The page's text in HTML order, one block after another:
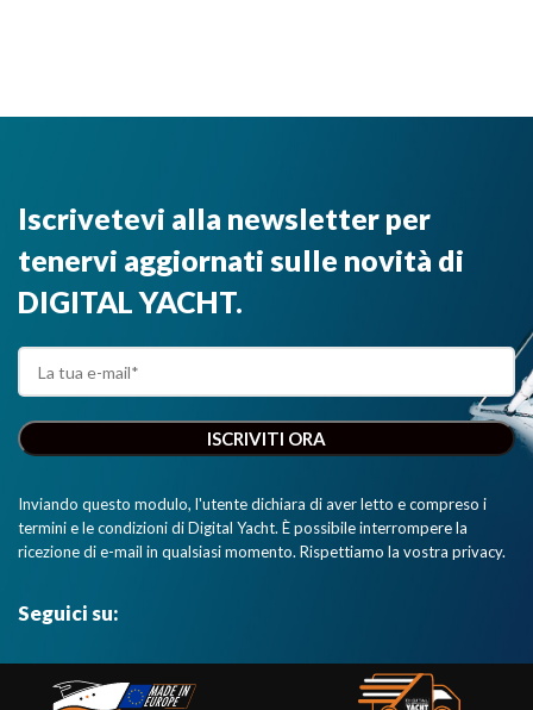
Iscrivetevi alla newsletter per
tenervi aggiornati sulle novità di
DIGITAL YACHT.
Inviando questo modulo, l'utente dichiara di aver letto e compreso i
termini e le condizioni di Digital Yacht. È possibile interrompere la
ricezione di e-mail in qualsiasi momento. Rispettiamo la vostra privacy.
Seguici su: